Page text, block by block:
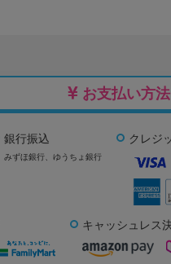
お支払い方法
銀行振込
みずほ銀行、 ゆうちょ銀行
クレジ
キャッシュレス